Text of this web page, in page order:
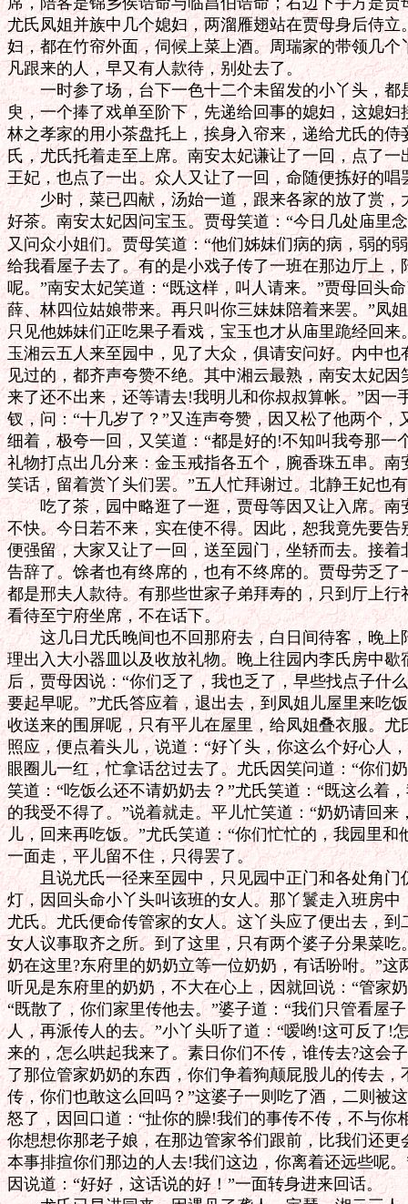
尤氏凤姐并族中几个媳妇，两溜雁翅站在贾母身后侍
妇，都在竹帘外面，伺候上菜上酒。周瑞家的带领几
凡跟来的人，早又有人款待，别处去了。
一时参了场，台下一色十二个未留发的小丫头，都
臾，一个捧了戏单至阶下，先递给回事的媳妇，这媳
林之孝家的用小茶盘托上，挨身入帘来，递给尤氏的
氏，尤氏托着走至上席。南安太妃谦让了一回，点了
王妃，也点了一出。众人又让了一回，命随便拣好的唱
少时，菜已四献，汤始一道，跟来各家的放了赏，
好茶。南安太妃因问宝玉。贾母笑道：“今日几处庙里
又问众小姐们。贾母笑道：“他们姊妹们病的病，弱的
给我看屋子去了。有的是小戏子传了一班在那边厅上
呢。”南安太妃笑道：“既这样，叫人请来。”贾母回头
薛、林四位姑娘带来。再只叫你三妹妹陪着来罢。”凤
只见他姊妹们正吃果子看戏，宝玉也才从庙里跪经回
玉湘云五人来至园中，见了大众，俱请安问好。内中
见过的，都齐声夸赞不绝。其中湘云最熟，南安太妃因
来了还不出来，还等请去!我明儿和你叔叔算帐。”因一
钗，问：“十几岁了？”又连声夸赞，因又松了他两个，
细着，极夸一回，又笑道：“都是好的!不知叫我夸那一
礼物打点出几分来：金玉戒指各五个，腕香珠五串。南
笑话，留着赏丫头们罢。”五人忙拜谢过。北静王妃也
吃了茶，园中略逛了一逛，贾母等因又让入席。南
不快。今日若不来，实在使不得。因此，恕我竟先要告
便强留，大家又让了一回，送至园门，坐轿而去。接
告辞了。馀者也有终席的，也有不终席的。贾母劳乏
都是邢夫人款待。有那些世家子弟拜寿的，只到厅上
看待至宁府坐席，不在话下。
这几日尤氏晚间也不回那府去，白日间待客，晚上
理出入大小器皿以及收放礼物。晚上往园内李氏房中歇
后，贾母因说：“你们乏了，我也乏了，早些找点子什
要起早呢。”尤氏答应着，退出去，到凤姐儿屋里来吃
收送来的围屏呢，只有平儿在屋里，给凤姐叠衣服。
照应，便点着头儿，说道：“好丫头，你这么个好心人
眼圈儿一红，忙拿话岔过去了。尤氏因笑问道：“你们
笑道：“吃饭么还不请奶奶去？”尤氏笑道：“既这么着
的我受不得了。”说着就走。平儿忙笑道：“奶奶请回来
儿，回来再吃饭。”尤氏笑道：“你们忙忙的，我园里和
一面走，平儿留不住，只得罢了。
且说尤氏一径来至园中，只见园中正门和各处角门
灯，因回头命小丫头叫该班的女人。那丫鬟走入班房
尤氏。尤氏便命传管家的女人。这丫头应了便出去，
女人议事取齐之所。到了这里，只有两个婆子分果菜吃
奶在这里?东府里的奶奶立等一位奶奶，有话吩咐。”这
听见是东府里的奶奶，不大在心上，因就回说：“管家
“既散了，你们家里传他去。”婆子道：“我们只管看屋
人，再派传人的去。”小丫头听了道：“嗳哟!这可反了!
来的，怎么哄起我来了。素日你们不传，谁传去?这会
了那位管家奶奶的东西，你们争着狗颠屁股儿的传去
传，你们也敢这么回吗？”这婆子一则吃了酒，二则被
怒了，因回口道：“扯你的臊!我们的事传不传，不与你
你想想你那老子娘，在那边管家爷们跟前，比我们还
本事排揎你们那边的人去!我们这边，你离着还远些呢
因说道：“好好，这话说的好！”一面转身进来回话。